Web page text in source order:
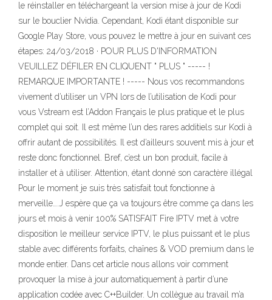
le réinstaller en téléchargeant la version mise à jour de Kodi
sur le bouclier Nvidia. Cependant, Kodi étant disponible sur
Google Play Store, vous pouvez le mettre à jour en suivant ces
étapes: 24/03/2018 · POUR PLUS D'INFORMATION
VEUILLEZ DÉFILER EN CLIQUENT " PLUS " ----- !
REMARQUE IMPORTANTE ! ----- Nous vos recommandons
vivement d’utiliser un VPN lors de l’utilisation de Kodi pour
vous Vstream est l’Addon Français le plus pratique et le plus
complet qui soit. Il est même l’un des rares additiels sur Kodi à
offrir autant de possibilités. Il est d’ailleurs souvent mis à jour et
reste donc fonctionnel. Bref, c’est un bon produit, facile à
installer et à utiliser. Attention, étant donné son caractère illégal
Pour le moment je suis très satisfait tout fonctionne à
merveille….J espère que ça va toujours être comme ça dans les
jours et mois à venir 100% SATISFAIT Fire IPTV met à votre
disposition le meilleur service IPTV, le plus puissant et le plus
stable avec différents forfaits, chaînes & VOD premium dans le
monde entier. Dans cet article nous allons voir comment
provoquer la mise à jour automatiquement à partir d’une
application codée avec C++Builder. Un collègue au travail m’a